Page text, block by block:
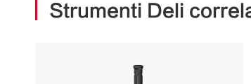
Strumenti Deli